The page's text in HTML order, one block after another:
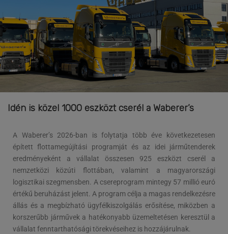
Idén is közel 1000 eszközt cserél a Waberer’s
A Waberer’s 2026-ban is folytatja több éve következetesen
épített flottamegújítási programját és az idei járműtenderek
eredményeként a vállalat összesen 925 eszközt cserél a
nemzetközi közúti flottában, valamint a magyarországi
logisztikai szegmensben. A csereprogram mintegy 57 millió euró
értékű beruházást jelent. A program célja a magas rendelkezésre
állás és a megbízható ügyfélkiszolgálás erősítése, miközben a
korszerűbb járművek a hatékonyabb üzemeltetésen keresztül a
vállalat fenntarthatósági törekvéseihez is hozzájárulnak.